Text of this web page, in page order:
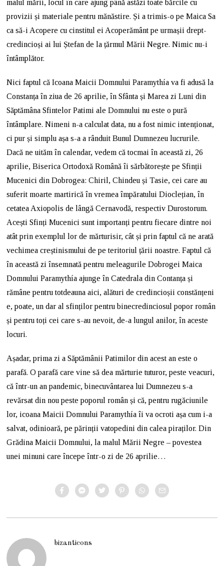
malul mării, locul în care ajung până astăzi toate bărcile cu
provizii și materiale pentru mănăstire. Și a trimis-o pe Maica Sa
ca să-i Acopere cu cinstitul ei Acoperământ pe urmașii drept-
credincioși ai lui Ștefan de la țărmul Mării Negre. Nimic nu-i
întâmplător.
Nici faptul că Icoana Maicii Domnului Paramythía va fi adusă la
Constanța în ziua de 26 aprilie, în Sfânta și Marea zi Luni din
Săptămâna Sfintelor Patimi ale Domnului nu este o pură
întâmplare. Nimeni n-a calculat data, nu a fost nimic intenționat,
ci pur și simplu așa s-a a rânduit Bunul Dumnezeu lucrurile.
Dacă ne uităm în calendar, vedem că tocmai în această zi, 26
aprilie, Biserica Ortodoxă Română îi sărbătorește pe Sfinții
Mucenici din Dobrogea: Chiril, Chindeu și Tasie, cei care au
suferit moarte martirică în vremea împăratului Dioclețian, în
cetatea Axiopolis de lângă Cernavodă, respectiv Durostorum.
Acești Sfinți Mucenici sunt importanți pentru fiecare dintre noi
atât prin exemplul lor de mărturisir, cât și prin faptul că ne arată
vechimea creștinismului de pe teritoriul țării noastre. Faptul că
în această zi însemnată pentru meleagurile Dobrogei Maica
Domnului Paramythía ajunge în Catedrala din Contanța și
rămâne pentru totdeauna aici, alături de credincioșii constănțeni
e, poate, un dar al sfinților pentru binecredinciosul popor român
și pentru toți cei care s-au nevoit, de-a lungul anilor, în aceste
locuri.
Așadar, prima zi a Săptămânii Patimilor din acest an este o
parafă. O parafă care vine să dea mărturie tuturor, peste veacuri,
că într-un an pandemic, binecuvântarea lui Dumnezeu s-a
revărsat din nou peste poporul român și că, pentru rugăciunile
lor, icoana Maicii Domnului Paramythía îi va ocroti așa cum i-a
salvat, odinioară, pe părinții vatopedini din calea piraților. Din
Grădina Maicii Domnului, la malul Mării Negre – povestea
unei minuni care începe într-o zi de 26 aprilie…
bizanticons